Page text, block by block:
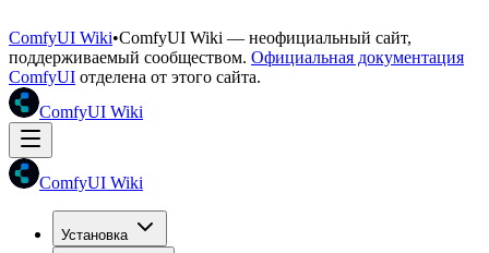
ComfyUI Wiki•ComfyUI Wiki — неофициальный сайт,
поддерживаемый сообществом. Официальная документация
ComfyUI отделена от этого сайта.
ComfyUI Wiki
ComfyUI Wiki
Установка